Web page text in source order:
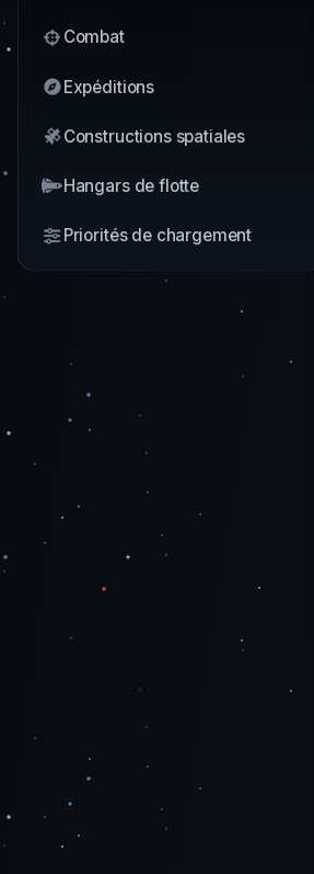
Combat
Expéditions
Constructions spatiales
Hangars de flotte
Priorités de chargement